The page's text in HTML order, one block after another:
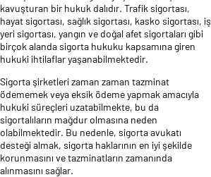
kavuşturan bir hukuk dalıdır. Trafik sigortası,
hayat sigortası, sağlık sigortası, kasko sigortası, iş
yeri sigortası, yangın ve doğal afet sigortaları gibi
birçok alanda sigorta hukuku kapsamına giren
hukuki ihtilaflar yaşanabilmektedir.
Sigorta şirketleri zaman zaman tazminat
ödememek veya eksik ödeme yapmak amacıyla
hukuki süreçleri uzatabilmekte, bu da
sigortalıların mağdur olmasına neden
olabilmektedir. Bu nedenle, sigorta avukatı
desteği almak, sigorta haklarının en iyi şekilde
korunmasını ve tazminatların zamanında
alınmasını sağlar.